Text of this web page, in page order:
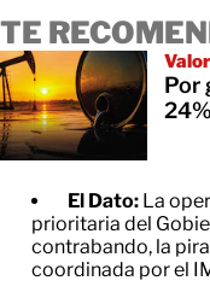
TE
Por
El Dato: La
prioritaria del
contrabando, la
coordinada por el